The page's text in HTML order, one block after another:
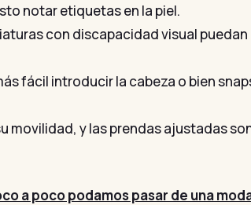
notar etiquetas en la piel.
con discapacidad visual
fácil introducir la cabeza o bien
movilidad, y las prendas ajustadas
a poco podamos pasar de una